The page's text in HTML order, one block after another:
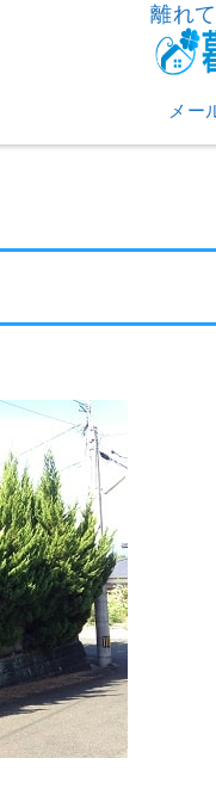
離れ
メー